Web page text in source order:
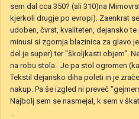
sem dal cca 350? (ali 310)na
kjerkoli drugje po evropi). Zaenkrat
udoben, čvrst, kvaliteten, dejansko
minusi si zgornja blazinica za glavo
del je super) ter "školjkasti objem".
na robu stola. Je pa stol ogromen
Tekstil dejansko diha poleti in je
nakup. Pa še izgled ni preveč
Najbolj sem se nasmejal, k sem v